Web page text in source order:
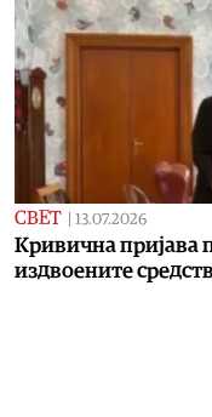
СВЕТ 13.07.2026
Кривична пријава
издвоените